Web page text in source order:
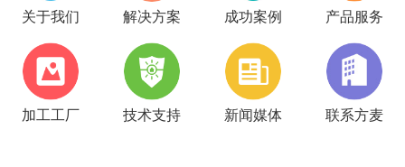
关于我们 解决方案 成功案例 产品服务
加工工厂 技术支持 新闻媒体 联系方麦